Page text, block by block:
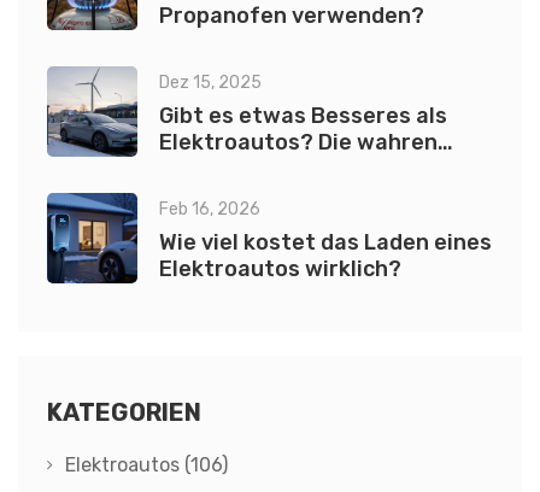
Propanofen verwenden?
Dez 15, 2025
Gibt es etwas Besseres als
Elektroautos? Die wahren
Mobilitätswende
Feb 16, 2026
Wie viel kostet das Laden eines
Elektroautos wirklich?
KATEGORIEN
Elektroautos (106)